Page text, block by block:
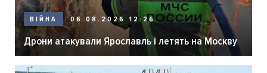
ВІЙНА 06.08.2026 12:26
Дрони атакували Ярославль і летять на Москву